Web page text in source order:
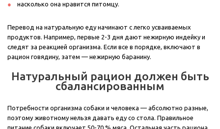
насколько она нравится питомцу.
Перевод на натуральную еду начинают с легко усваиваемых
продуктов. Например, первые 2-3 дня дают нежирную индейку и
следят за реакцией организма. Если все в порядке, включают в
рацион говядину, затем — нежирную баранину.
Натуральный рацион должен быть
сбалансированным
Потребности организма собаки и человека — абсолютно разные,
поэтому животному нельзя давать еду со стола. Правильное
питание собаки включает 50-70 % мяса. Остальная часть рациона